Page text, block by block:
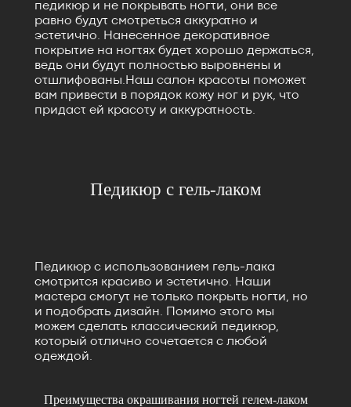
педикюр и не покрывать ногти, они все
равно будут смотреться аккуратно и
эстетично. Нанесенное декоративное
покрытие на ногтях будет хорошо держаться,
ведь они будут полностью выровнены и
отшлифованы.Наш салон красоты поможет
вам привести в порядок кожу ног и рук, что
придаст ей красоту и аккуратность.
Педикюр с гель-лаком
Педикюр с использованием гель-лака
смотрится красиво и эстетично. Наши
мастера смогут не только покрыть ногти, но
и подобрать дизайн. Помимо этого мы
можем сделать классический педикюр,
который отлично сочетается с любой
одеждой.
Преимущества окрашивания ногтей гелем-лаком